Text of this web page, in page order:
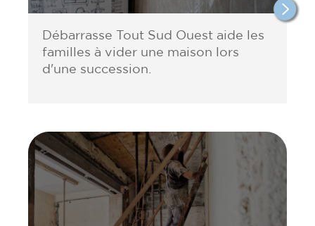
Débarrasse Tout Sud Ouest aide les
familles à vider une maison lors
d'une succession.